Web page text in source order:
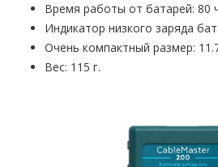
Время работы от батарей: 80
Индикатор низкого заряда
Очень компактный размер:
Вес: 115 г.